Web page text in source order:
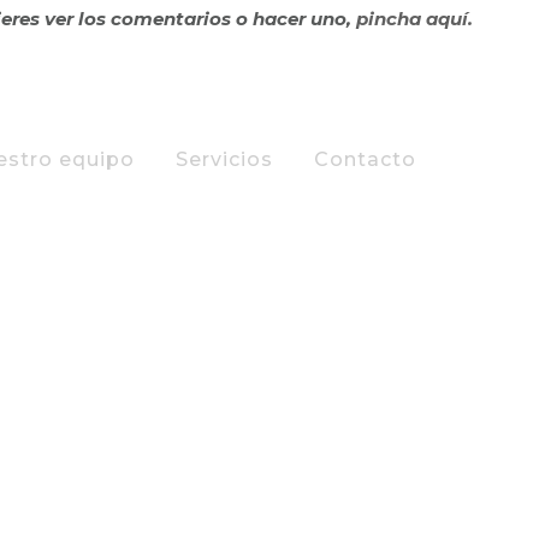
ver los comentarios o hacer uno, pincha aquí.
equipo Servicios Contacto